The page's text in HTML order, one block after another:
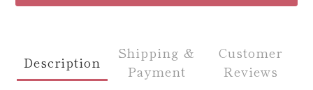
Description
Shipping &
Payment
Customer
Reviews